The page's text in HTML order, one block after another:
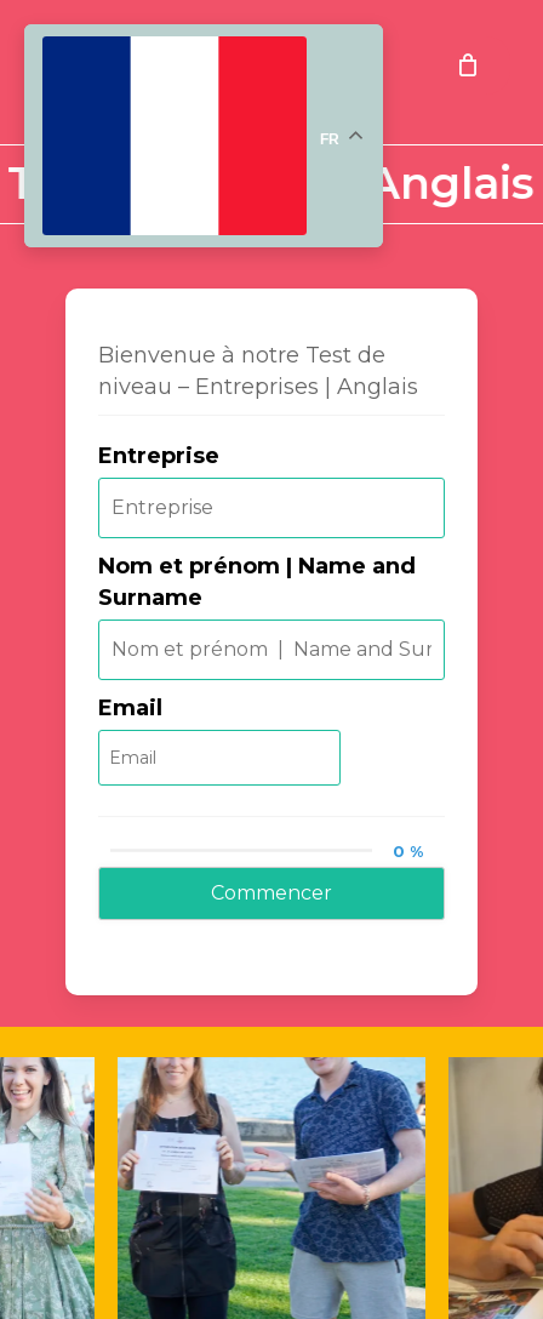
de niveau · Anglais
Bienvenue à notre Test de
niveau – Entreprises | Anglais
Entreprise
Nom et prénom | Name and
Surname
Email
0 %
Commencer
FR